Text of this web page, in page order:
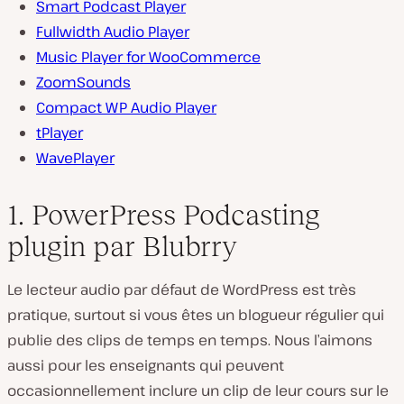
Smart Podcast Player
Fullwidth Audio Player
Music Player for WooCommerce
ZoomSounds
Compact WP Audio Player
tPlayer
WavePlayer
1. PowerPress Podcasting
plugin par Blubrry
Le lecteur audio par défaut de WordPress est très
pratique, surtout si vous êtes un blogueur régulier qui
publie des clips de temps en temps. Nous l’aimons
aussi pour les enseignants qui peuvent
occasionnellement inclure un clip de leur cours sur le